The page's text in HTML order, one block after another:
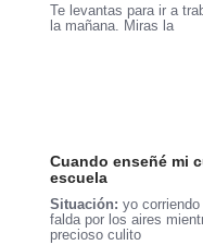
Te levantas para ir a
la mañana. Miras la
Cuando enseñé mi
escuela
Situación: yo
falda por los aires
precioso culito